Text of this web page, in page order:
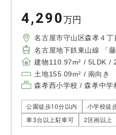
4,290万円
名古屋市守山区森孝４丁
名古屋地下鉄東山線 「
建物110.97m² / 5LDK /
土地155.09m² / 南向き
森孝西小学校 / 森孝中学
公園徒歩10分以内 小学校徒
車3台以上駐車可
2区画以上